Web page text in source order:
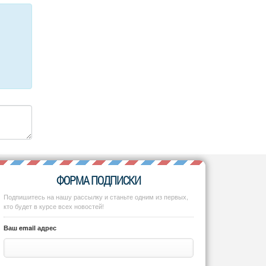
ФОРМА ПОДПИСКИ
Подпишитесь на нашу рассылку и станьте одним из первых,
кто будет в курсе всех новостей!
Ваш email адрес